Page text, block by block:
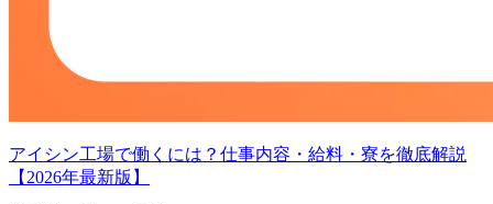
アイシン工場で働くには？仕事内容・給料・寮を徹底解説
【2026年最新版】